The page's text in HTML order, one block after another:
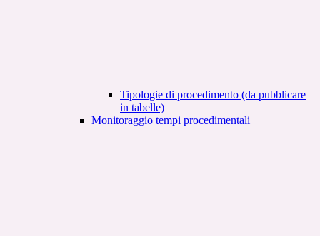
Tipologie di procedimento (da pubblicare
in tabelle)
Monitoraggio tempi procedimentali